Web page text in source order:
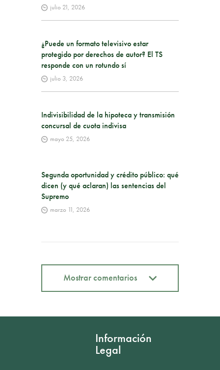
julio 21, 2026
¿Puede un formato televisivo estar
protegido por derechos de autor? El TS
responde con un rotundo sí
julio 3, 2026
Indivisibilidad de la hipoteca y transmisión
concursal de cuota indivisa
mayo 25, 2026
Segunda oportunidad y crédito público: qué
dicen (y qué aclaran) las sentencias del
Supremo
marzo 11, 2026
Mostrar comentarios
Información
Legal